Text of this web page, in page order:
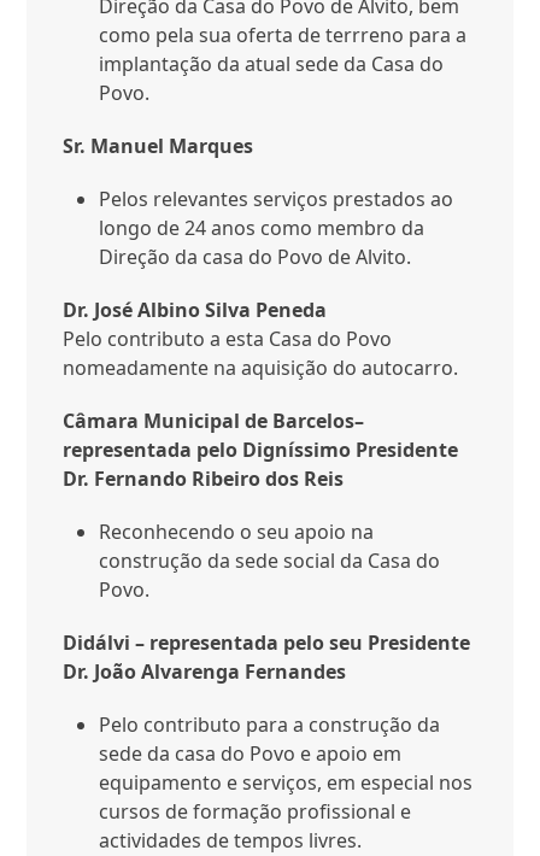
Direção da Casa do Povo de Alvito, bem
como pela sua oferta de terrreno para a
implantação da atual sede da Casa do
Povo.
Sr. Manuel Marques
Pelos relevantes serviços prestados ao
longo de 24 anos como membro da
Direção da casa do Povo de Alvito.
Dr. José Albino Silva Peneda
Pelo contributo a esta Casa do Povo
nomeadamente na aquisição do autocarro.
Câmara Municipal de Barcelos–
representada pelo Digníssimo Presidente
Dr. Fernando Ribeiro dos Reis
Reconhecendo o seu apoio na
construção da sede social da Casa do
Povo.
Didálvi – representada pelo seu Presidente
Dr. João Alvarenga Fernandes
Pelo contributo para a construção da
sede da casa do Povo e apoio em
equipamento e serviços, em especial nos
cursos de formação profissional e
actividades de tempos livres.